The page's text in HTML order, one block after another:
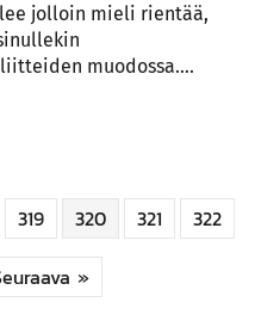
jolloin mieli rientää,
muodossa….
319 320 321 322
»